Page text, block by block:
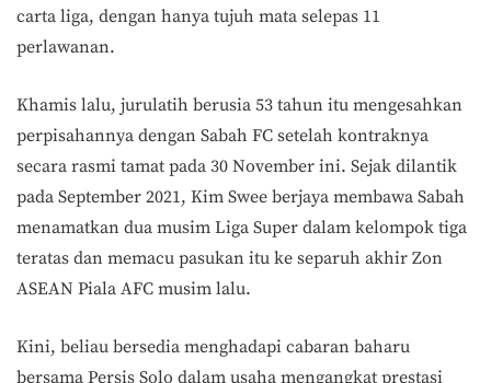
carta liga, dengan hanya tujuh mata selepas 11
perlawanan.
Khamis lalu, jurulatih berusia 53 tahun itu mengesahkan
perpisahannya dengan Sabah FC setelah kontraknya
secara rasmi tamat pada 30 November ini. Sejak dilantik
pada September 2021, Kim Swee berjaya membawa Sabah
menamatkan dua musim Liga Super dalam kelompok tiga
teratas dan memacu pasukan itu ke separuh akhir Zon
ASEAN Piala AFC musim lalu.
Kini, beliau bersedia menghadapi cabaran baharu
bersama Persis Solo dalam usaha mengangkat prestasi